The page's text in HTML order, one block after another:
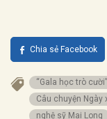
Chia sẻ Facebook
“Gala học trò cười”
Câu chuyện Ngày
nghệ sỹ Mai Long